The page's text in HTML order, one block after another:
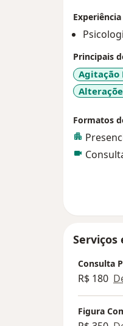
Principais
Agitação
Formatos
Serviços
Consulta
R$ 180
Figura